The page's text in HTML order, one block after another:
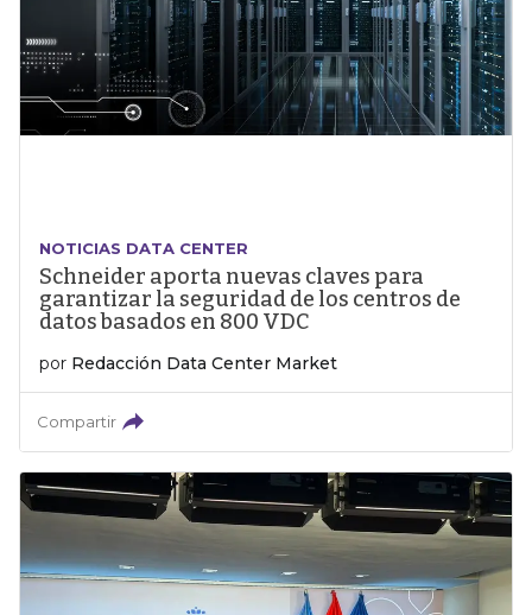
NOTICIAS DATA CENTER
Schneider aporta nuevas claves para
garantizar la seguridad de los centros de
datos basados en 800 VDC
por Redacción Data Center Market
Compartir